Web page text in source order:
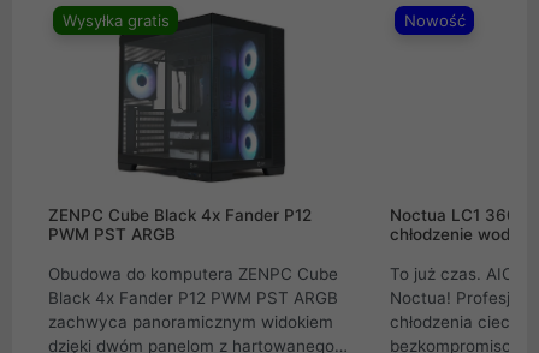
Wysyłka gratis
ZENPC Cube Black 4x Fander P12
PWM PST ARGB
Obudowa do komputera ZENPC Cube
Black 4x Fander P12 PWM PST ARGB
zachwyca panoramicznym widokiem
dzięki dwóm panelom z hartowanego
Nowość
Noctua LC1
chłodzenie wodne
To już czas. AIO
Noctua!
chłodzenia cieczą